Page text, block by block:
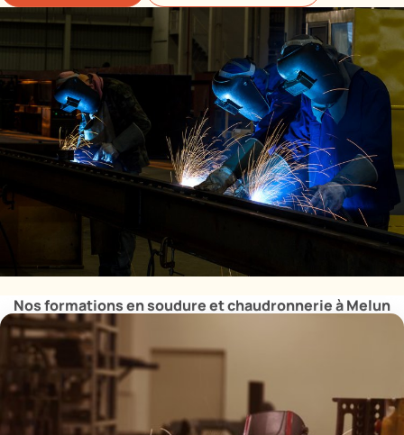
Nos formations en soudure et chaudronnerie à Melun